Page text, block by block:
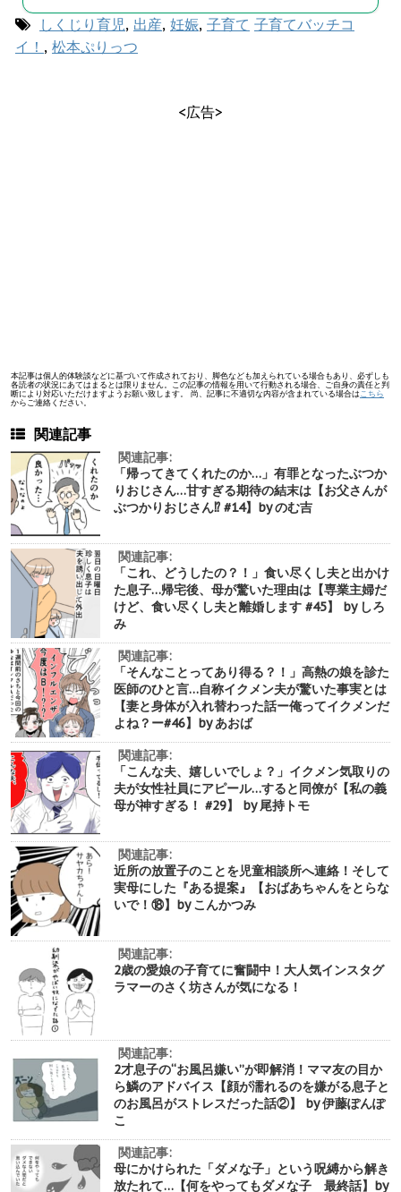
しくじり育児, 出産, 妊娠, 子育て 子育てバッチコ
イ！ , 松本ぷりっつ
<広告>
本記事は個人的体験談などに基づいて作成されており、脚色なども加えられている場合もあり、必ずしも
各読者の状況にあてはまるとは限りません。この記事の情報を用いて行動される場合、ご自身の責任と判
断により対応いただけますようお願い致します。 尚、記事に不適切な内容が含まれている場合は こちら
からご連絡ください。
関連記事
関連記事:
「帰ってきてくれたのか…」有罪となったぶつか
りおじさん…甘すぎる期待の結末は【お父さんが
ぶつかりおじさん⁉︎ #14】by のむ吉
関連記事:
「これ、どうしたの？！」食い尽くし夫と出かけ
た息子…帰宅後、母が驚いた理由は【専業主婦だ
けど、食い尽くし夫と離婚します #45】 by しろ
み
関連記事:
「そんなことってあり得る？！」高熱の娘を診た
医師のひと言…自称イクメン夫が驚いた事実とは
【妻と身体が入れ替わった話ー俺ってイクメンだ
よね？ー#46】by あおば
関連記事:
「こんな夫、嬉しいでしょ？」イクメン気取りの
夫が女性社員にアピール…すると同僚が【私の義
母が神すぎる！ #29】 by 尾持トモ
関連記事:
近所の放置子のことを児童相談所へ連絡！そして
実母にした『ある提案』【おばあちゃんをとらな
いで！⑱】by こんかつみ
関連記事:
2歳の愛娘の子育てに奮闘中！大人気インスタグ
ラマーのさく坊さんが気になる！
関連記事:
2才息子の“お風呂嫌い”が即解消！ママ友の目か
ら鱗のアドバイス【顔が濡れるのを嫌がる息子と
のお風呂がストレスだった話②】 by 伊藤ぽんぽ
こ
関連記事:
母にかけられた「ダメな子」という呪縛から解き
放たれて…【何をやってもダメな子 最終話】by